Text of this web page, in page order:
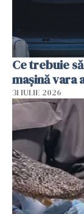
Ce trebuie
mașină vara
31 IULIE 2026